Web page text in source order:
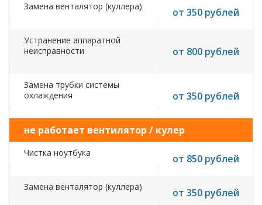
Замена венталятор (куллера) от 350 рублей
Устранение аппаратной
неисправности
от 800 рублей
Замена трубки системы
охлаждения
от 350 рублей
не работает вентилятор / кулер
Чистка ноутбука от 850 рублей
Замена венталятор (куллера) от 350 рублей